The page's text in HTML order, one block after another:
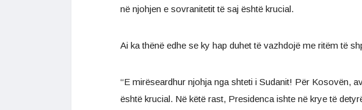
në njohjen e sovranitetit të saj është krucial.
Ai ka thënë edhe se ky hap duhet të vazhdojë me ritëm të
‘‘E mirëseardhur njohja nga shteti i Sudanit! Për Kosovën,
është krucial. Në këtë rast, Presidenca ishte në krye të